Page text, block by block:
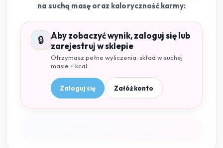
na suchą masę oraz kaloryczność karmy:
🔒
Aby zobaczyć wynik, zaloguj się lub
zarejestruj w sklepie
Otrzymasz pełne wyliczenia: skład w suchej
masie + kcal.
Zaloguj się Załóż konto